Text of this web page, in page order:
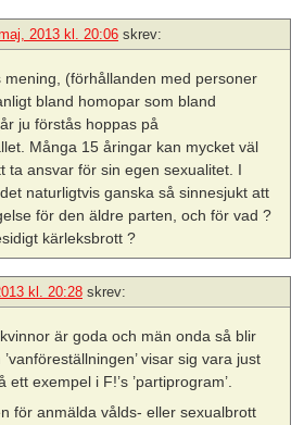
2013 kl. 20:06 skrev:
mening, (förhållanden med personer
bland homopar som bland
ju förstås hoppas på
Många 15 åringar kan mycket väl
ta ansvar för sin egen sexualitet. I
naturligtvis ganska så sinnesjukt att
för den äldre parten, och för vad ?
kärleksbrott ?
kl. 20:28 skrev:
är goda och män onda så blir
visar sig vara just
exempel i F!’s ’partiprogram’.
för anmälda vålds- eller sexualbrott